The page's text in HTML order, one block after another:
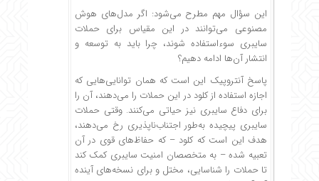
این سؤال مهم مطرح می‌شود: اگر مدل‌های هوش
مصنوعی می‌توانند در این مقیاس برای حملات
سایبری سوء‌استفاده شوند، چرا باید به توسعه و
انتشار آن‌ها ادامه دهیم؟
پاسخ آنتروپیک این است که همان توانایی‌هایی که
اجازه استفاده از کلود در این حملات را می‌دهند، آن را
برای دفاع سایبری نیز حیاتی می‌کنند. وقتی حملات
سایبری پیچیده به‌طور اجتناب‌ناپذیری رخ می‌دهند،
هدف این است که کلود – که حفاظ‌های قوی در آن
تعبیه شده – به متخصصان امنیت سایبری کمک کند
تا حملات را شناسایی، مختل و برای نسخه‌های آینده